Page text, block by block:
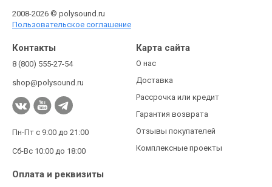
2008-2026 © polysound.ru
Пользовательское соглашение
Контакты
8 (800) 555-27-54
shop@polysound.ru
Пн-Пт с 9:00 до 21:00
Сб-Вс 10:00 до 18:00
Карта сайта
О нас
Доставка
Рассрочка или кредит
Гарантия возврата
Отзывы покупателей
Комплексные проекты
Оплата и реквизиты